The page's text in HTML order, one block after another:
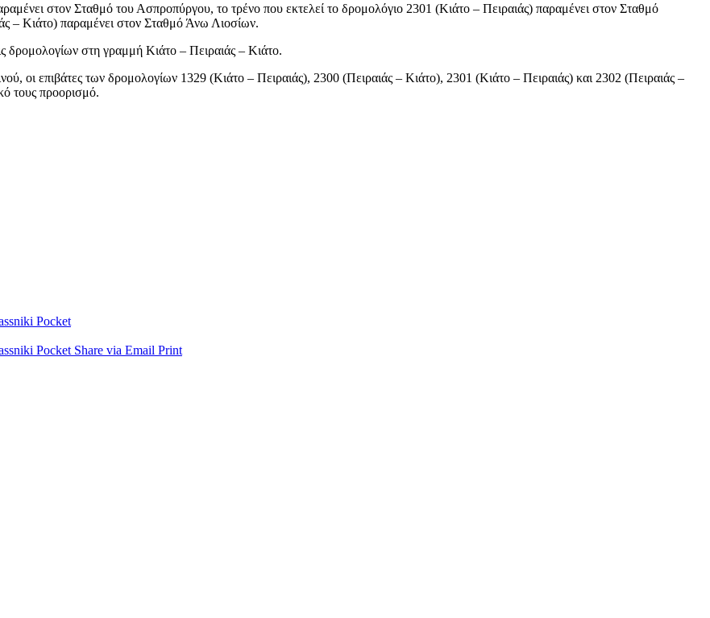
στον Σταθμό του Ασπροπύργου, το τρένο που εκτελεί το δρομολόγιο 2301 (Κιάτο – Πειραιάς) παραμένει στον Σταθμό
– Κιάτο) παραμένει στον Σταθμό Άνω Λιοσίων.
δρομολογίων στη γραμμή Κιάτο – Πειραιάς – Κιάτο.
οι επιβάτες των δρομολογίων 1329 (Κιάτο – Πειραιάς), 2300 (Πειραιάς – Κιάτο), 2301 (Κιάτο – Πειραιάς) και 2302 (Πειραιάς –
τους προορισμό.
Pocket
Pocket Share via Email Print